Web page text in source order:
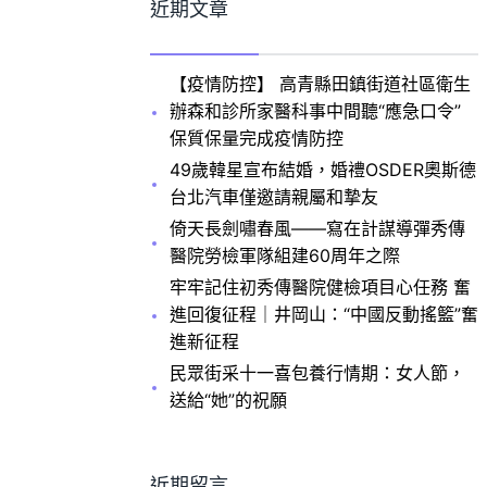
近期文章
【疫情防控】 高青縣田鎮街道社區衛生
辦森和診所家醫科事中間聽“應急口令”
保質保量完成疫情防控
49歲韓星宣布結婚，婚禮OSDER奧斯德
台北汽車僅邀請親屬和摯友
倚天長劍嘯春風——寫在計謀導彈秀傳
醫院勞檢軍隊組建60周年之際
牢牢記住初秀傳醫院健檢項目心任務 奮
進回復征程｜井岡山：“中國反動搖籃”奮
進新征程
民眾街采十一喜包養行情期：女人節，
送給“她”的祝願